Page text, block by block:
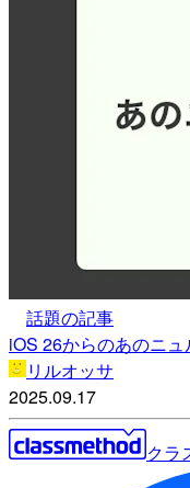
話題の記事
iOS 26からのあのニ
リルオッサ
2025.09.17
クラ